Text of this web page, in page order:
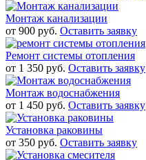
Монтаж канализации
от 900 руб. Оставить заявку
Ремонт системы отопления
от 1 350 руб. Оставить заявку
Монтаж водоснабжения
от 1 450 руб. Оставить заявку
Установка раковины
от 350 руб. Оставить заявку